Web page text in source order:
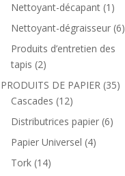
Nettoyant-décapant (1)
Nettoyant-dégraisseur (6)
Produits d’entretien des
tapis (2)
PRODUITS DE PAPIER (35)
Cascades (12)
Distributrices papier (6)
Papier Universel (4)
Tork (14)